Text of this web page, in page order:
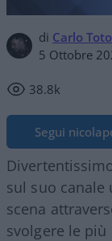
di Carlo Toto
5 Ottobre
38.8k
Segui
sul suo canale
scena
svolgere le